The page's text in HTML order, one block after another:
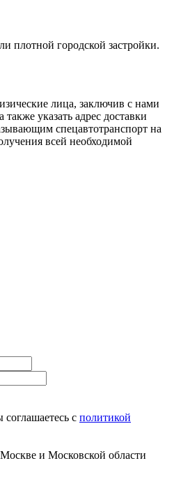
плотной городской застройки.
лица, заключив с нами
указать адрес доставки
спецавтотранспорт на
всей необходимой
с политикой
и Московской области